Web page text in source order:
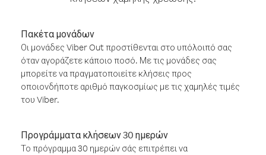
Πακέτα μονάδων
Οι μονάδες Viber Out προστίθενται στο υπόλοιπό σας
όταν αγοράζετε κάποιο ποσό. Με τις μονάδες σας
μπορείτε να πραγματοποιείτε κλήσεις προς
οποιονδήποτε αριθμό παγκοσμίως με τις χαμηλές τιμές
του Viber.
Προγράμματα κλήσεων 30 ημερών
Το πρόγραμμα 30 ημερών σάς επιτρέπει να